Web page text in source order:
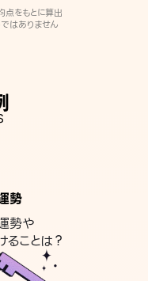
をもとに算出
はありません
勢
勢や
ることは？